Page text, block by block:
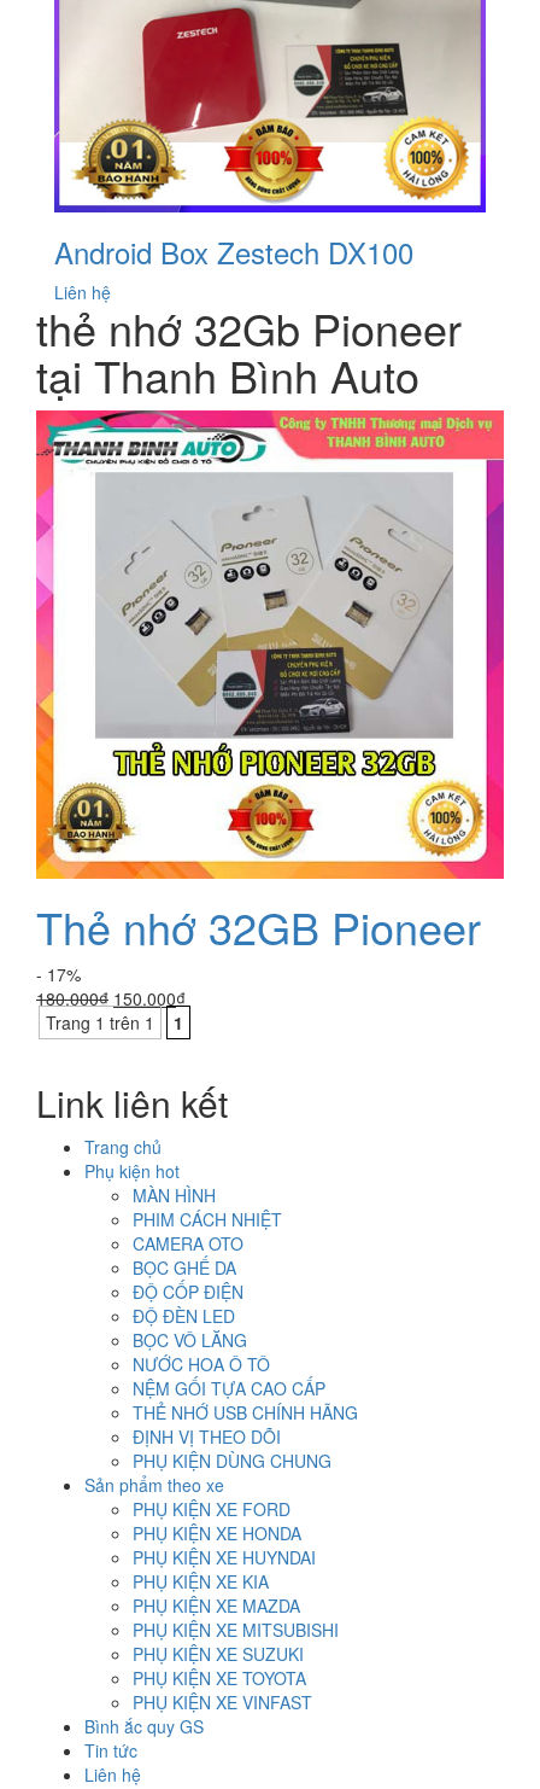
Android Box Zestech DX100
Liên hệ
thẻ nhớ 32Gb Pioneer
tại Thanh Bình Auto
Thẻ nhớ 32GB Pioneer
- 17%
180.000₫ Giá
gốc
là:
150.000₫Giá
tại
150.000₫.
Trang 1 trên 1 1
Link liên kết
Trang chủ
Phụ kiện hot
MÀN HÌNH
PHIM CÁCH NHIỆT
CAMERA OTO
BỌC GHẾ DA
ĐỘ CỐP ĐIỆN
ĐỘ ĐÈN LED
BỌC VÔ LĂNG
NƯỚC HOA Ô TÔ
NỆM GỐI TỰA CAO CẤP
THẺ NHỚ USB CHÍNH HÃNG
ĐỊNH VỊ THEO DÕI
PHỤ KIỆN DÙNG CHUNG
Sản phẩm theo xe
PHỤ KIỆN XE FORD
PHỤ KIỆN XE HONDA
PHỤ KIỆN XE HUYNDAI
PHỤ KIỆN XE KIA
PHỤ KIỆN XE MAZDA
PHỤ KIỆN XE MITSUBISHI
PHỤ KIỆN XE SUZUKI
PHỤ KIỆN XE TOYOTA
PHỤ KIỆN XE VINFAST
Bình ắc quy GS
Tin tức
Liên hệ